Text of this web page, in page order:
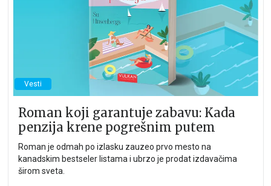
Vesti
Roman koji garantuje zabavu: Kada
penzija krene pogrešnim putem
Roman je odmah po izlasku zauzeo prvo mesto na
kanadskim bestseler listama i ubrzo je prodat izdavačima